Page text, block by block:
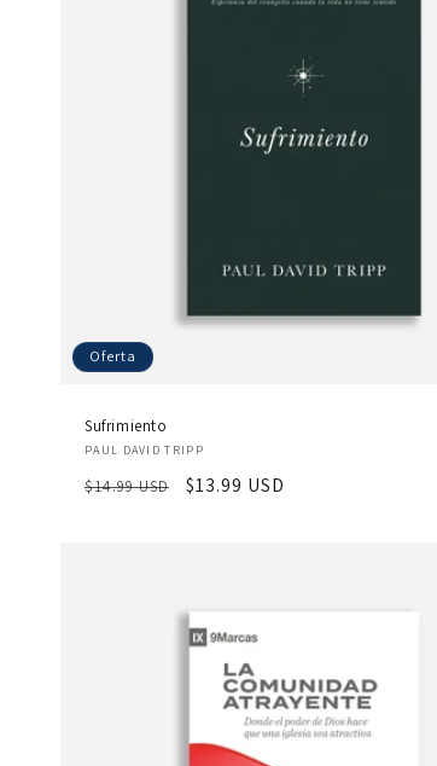
Oferta
Sufrimiento
Proveedor:
PAUL DAVID TRIPP
Precio
$14.99 USD
Precio
$13.99 USD